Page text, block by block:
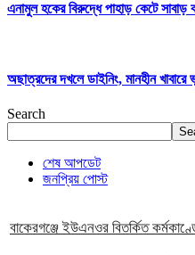
এনামুল হকের বিরুদ্ধে পাহাড় কেটে সাবাড়
অছাত্রদের দখলে ডাইনিং, মানহীন খাবারে
Search
শেষ আপডেট
জনপ্রিয় পোস্ট
বাকেরগঞ্জে ইউএনওর বিতর্কিত